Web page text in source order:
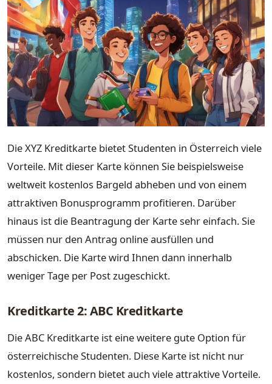
Die XYZ Kreditkarte bietet Studenten in Österreich viele
Vorteile. Mit dieser Karte können Sie beispielsweise
weltweit kostenlos Bargeld abheben und von einem
attraktiven Bonusprogramm profitieren. Darüber
hinaus ist die Beantragung der Karte sehr einfach. Sie
müssen nur den Antrag online ausfüllen und
abschicken. Die Karte wird Ihnen dann innerhalb
weniger Tage per Post zugeschickt.
Kreditkarte 2: ABC Kreditkarte
Die ABC Kreditkarte ist eine weitere gute Option für
österreichische Studenten. Diese Karte ist nicht nur
kostenlos, sondern bietet auch viele attraktive Vorteile.